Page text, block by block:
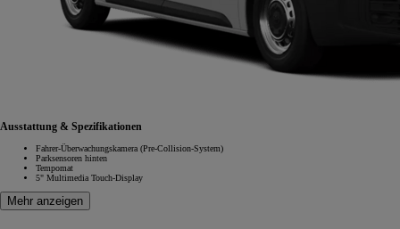
Ausstattung & Spezifikationen
Fahrer-Überwachungskamera (Pre-Collision-System)
Parksensoren hinten
Tempomat
5" Multimedia Touch-Display
Mehr anzeigen